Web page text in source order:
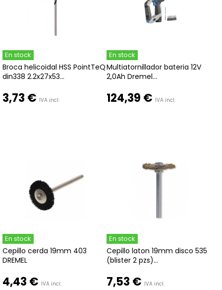
En stock
Broca helicoidal HSS PointTeQ
din338 2.2x27x53...
3,73 € IVA incl.
En stock
Multiatornillador bateria 12V
2,0Ah Dremel...
124,39 € IVA incl.
En stock
Cepillo cerda 19mm 403
DREMEL
4,43 € IVA incl.
En stock
Cepillo laton 19mm disco 535
(blister 2 pzs)...
7,53 € IVA incl.